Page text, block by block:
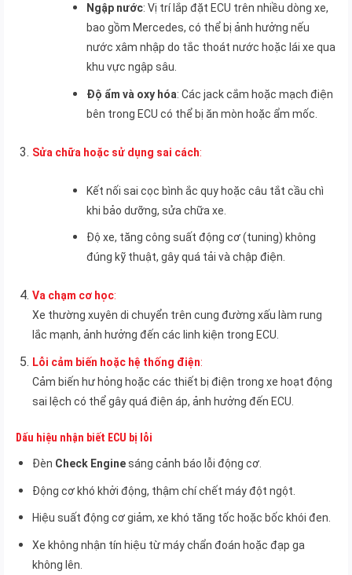
Ngập nước: Vị trí lắp đặt ECU trên nhiều dòng xe,
bao gồm Mercedes, có thể bị ảnh hưởng nếu
nước xâm nhập do tắc thoát nước hoặc lái xe qua
khu vực ngập sâu.
Độ ẩm và oxy hóa: Các jack cắm hoặc mạch điện
bên trong ECU có thể bị ăn mòn hoặc ẩm mốc.
Sửa chữa hoặc sử dụng sai cách:
Kết nối sai cọc bình ắc quy hoặc câu tắt cầu chì
khi bảo dưỡng, sửa chữa xe.
Độ xe, tăng công suất động cơ (tuning) không
đúng kỹ thuật, gây quá tải và chập điện.
Va chạm cơ học:
Xe thường xuyên di chuyển trên cung đường xấu làm rung
lắc mạnh, ảnh hưởng đến các linh kiện trong ECU.
Lỗi cảm biến hoặc hệ thống điện:
Cảm biến hư hỏng hoặc các thiết bị điện trong xe hoạt động
sai lệch có thể gây quá điện áp, ảnh hưởng đến ECU.
Dấu hiệu nhận biết ECU bị lỗi
Đèn Check Enginesáng cảnh báo lỗi động cơ.
Động cơ khó khởi động, thậm chí chết máy đột ngột.
Hiệu suất động cơ giảm, xe khó tăng tốc hoặc bốc khói đen.
Xe không nhận tín hiệu từ máy chẩn đoán hoặc đạp ga
không lên.